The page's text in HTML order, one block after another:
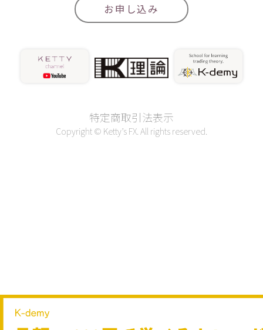
お申し込み
特定商取引法表示
Copyright © Ketty’s FX. All rights reserved.